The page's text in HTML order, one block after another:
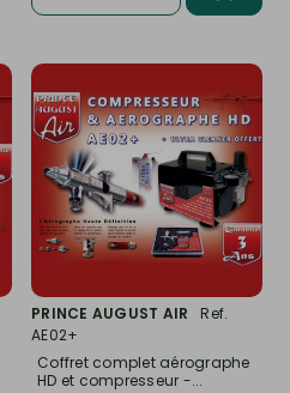
PRINCE AUGUST AIR
Ref.
AE02+
Coffret complet aérographe
HD et compresseur -...